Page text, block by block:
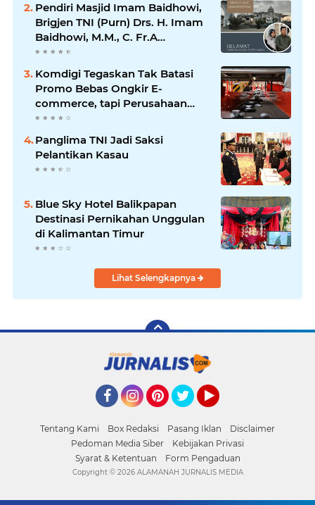
Pendiri Masjid Imam Baidhowi,
Brigjen TNI (Purn) Drs. H. Imam
Baidhowi, M.M., C. Fr.A
Mengucapkan Selamat Idul Fitri
1445 H
Komdigi Tegaskan Tak Batasi
Promo Bebas Ongkir E-
commerce, tapi Perusahaan
Kurir
Panglima TNI Jadi Saksi
Pelantikan Kasau
Blue Sky Hotel Balikpapan
Destinasi Pernikahan Unggulan
di Kalimantan Timur
Lihat Selengkapnya
Tentang Kami Box Redaksi Pasang Iklan
Disclaimer
Pedoman Media Siber
Kebijakan Privasi
Syarat & Ketentuan
Form Pengaduan
Copyright © 2026 ALAMANAH JURNALIS MEDIA